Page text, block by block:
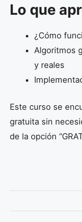
Lo que
¿Cómo
Algoritmos
y reales
Este curso se
gratuita sin
de la opción